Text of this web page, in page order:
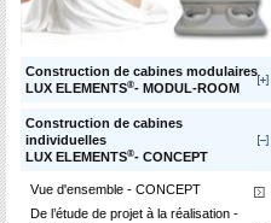
Construction de cabines modulaires
LUX ELEMENTS®- MODUL-ROOM
Construction de cabines
individuelles
LUX ELEMENTS®- CONCEPT
Vue d'ensemble - CONCEPT
De l’étude de projet à la réalisation -